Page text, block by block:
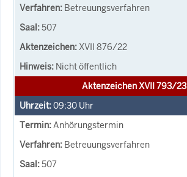
Betreuungsverfahren
507
XVII 876/22
Nicht öffentlich
Aktenzeichen XVII 793/23
09:30 Uhr
Anhörungstermin
Betreuungsverfahren
507